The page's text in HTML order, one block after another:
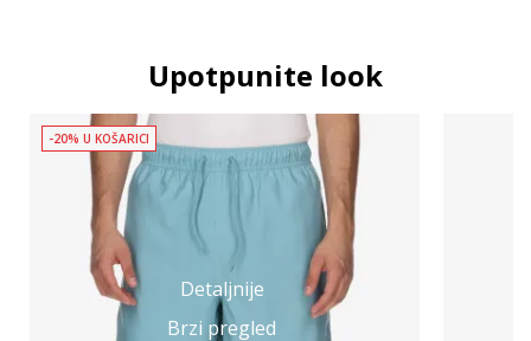
Upotpunite look
Detaljnije
Brzi pregled
-20% U KOŠARICI